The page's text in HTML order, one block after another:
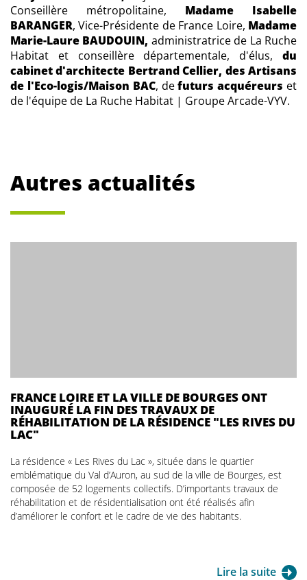
Conseillère métropolitaine, Madame Isabelle
BARANGER, Vice-Présidente de France Loire, Madame
Marie-Laure BAUDOUIN, administratrice de La Ruche
Habitat et conseillère départementale, d'élus, du
cabinet d'architecte Bertrand Cellier, des Artisans
de l'Eco-logis/Maison BAC, defuturs acquéreurs et
de l'équipe de La Ruche Habitat | Groupe Arcade-VYV.
Autres actualités
FRANCE LOIRE ET LA VILLE DE BOURGES ONT
INAUGURÉ LA FIN DES TRAVAUX DE
RÉHABILITATION DE LA RÉSIDENCE "LES RIVES DU
LAC"
La résidence « Les Rives du Lac », située dans le quartier
emblématique du Val d’Auron, au sud de la ville de Bourges, est
composée de 52 logements collectifs. D’importants travaux de
réhabilitation et de résidentialisation ont été réalisés afin
d’améliorer le confort et le cadre de vie des habitants.
Lire la suite